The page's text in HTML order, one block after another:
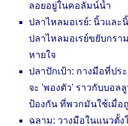
ลอยอยู่ในคอลัมน์น้ำ
ปลาไหลมอเรย์: นิ้วและ
ปลาไหลมอเรย์ขยับกรา
หายใจ
ปลาปักเป้า: กางมือที่ปร
จะ 'พองตัว' ราวกับบอล
ป้องกัน ที่พวกมันใช้เมื่อ
ฉลาม: วางมือในแนวตั้